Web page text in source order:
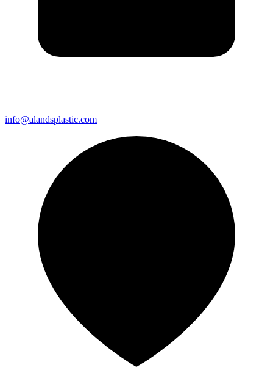
info@alandsplastic.com